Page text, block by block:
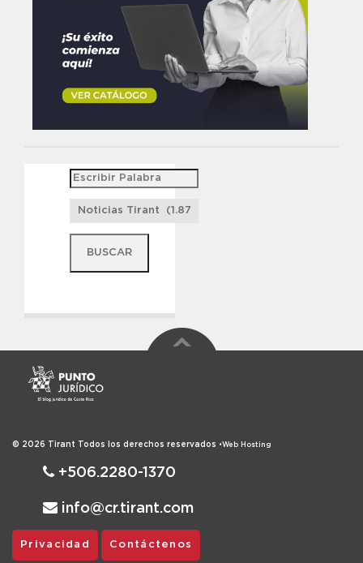
© 2026 Tirant Todos los derechos reservados •Web Hosting
+506.2280-1370
info@cr.tirant.com
Privacidad Contáctenos